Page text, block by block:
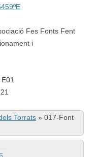
Fes Fonts Fent
i
Torrats » 017-Font